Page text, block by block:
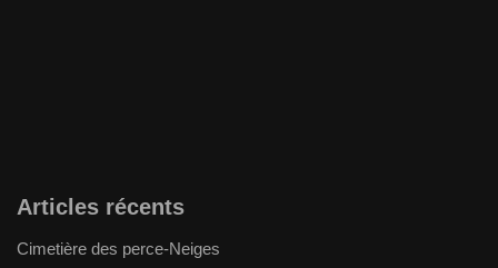
Articles récents
Cimetière des perce-Neiges